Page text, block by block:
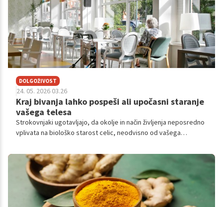
DOLGOŽIVOST
24. 05. 2026 03.26
Kraj bivanja lahko pospeši ali upočasni staranje
vašega telesa
Strokovnjaki ugotavljajo, da okolje in način življenja neposredno
vplivata na biološko starost celic, neodvisno od vašega